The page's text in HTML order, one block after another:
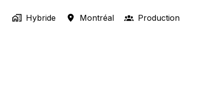
Hybride Montréal Production